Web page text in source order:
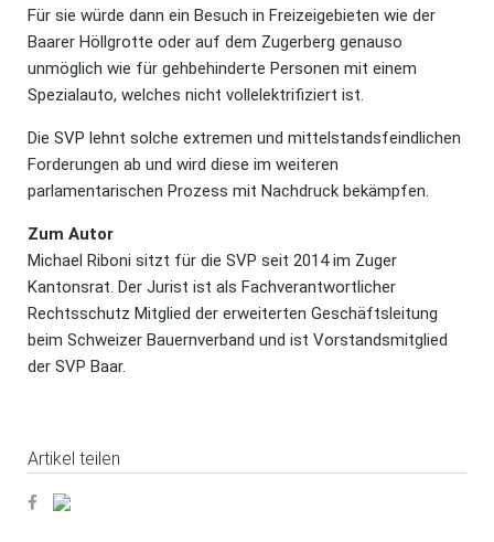
Für sie würde dann ein Besuch in Freizeigebieten wie der
Baarer Höllgrotte oder auf dem Zugerberg genauso
unmöglich wie für gehbehinderte Personen mit einem
Spezialauto, welches nicht vollelektrifiziert ist.
Die SVP lehnt solche extremen und mittelstandsfeindlichen
Forderungen ab und wird diese im weiteren
parlamentarischen Prozess mit Nachdruck bekämpfen.
Zum Autor
Michael Riboni sitzt für die SVP seit 2014 im Zuger
Kantonsrat. Der Jurist ist als Fachverantwortlicher
Rechtsschutz Mitglied der erweiterten Geschäftsleitung
beim Schweizer Bauernverband und ist Vorstandsmitglied
der SVP Baar.
Artikel teilen